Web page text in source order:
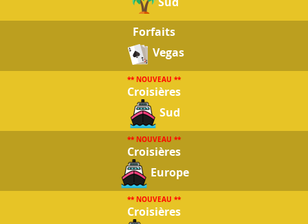
Forfaits
Vegas
** NOUVEAU **
Croisières
Sud
** NOUVEAU **
Croisières
Europe
** NOUVEAU **
Croisières